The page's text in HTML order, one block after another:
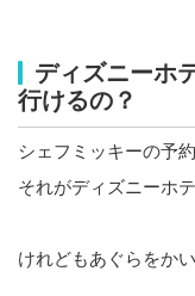
ディズニーホ
行けるの？
シェフミッキーの予
それがディズニーホ
けれどもあぐらをか